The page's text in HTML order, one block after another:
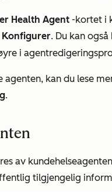
Health Agent -kortet i
Konfigurer. Du kan
i
kan du lese
.
av
tilgjengelig